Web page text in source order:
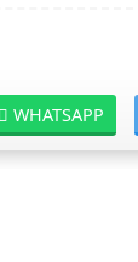
WHATSAPP